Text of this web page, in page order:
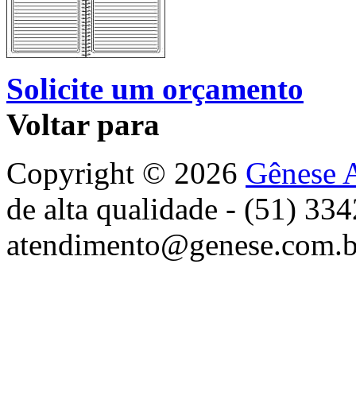
Solicite um orçamento
Voltar para
Copyright © 2026 Gênese
de alta qualidade - (51)